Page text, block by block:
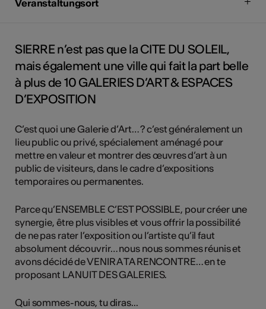
Veranstaltungsort
SIERRE n’est pas que la CITE DU SOLEIL,
mais également une ville qui fait la part belle
à plus de 10 GALERIES D’ART & ESPACES
D’EXPOSITION
C’est quoi une Galerie d’Art… ? c’est généralement un
lieu public ou privé, spécialement aménagé pour
mettre en valeur et montrer des œuvres d’art à un
public de visiteurs, dans le cadre d’expositions
temporaires ou permanentes.
Parce qu’ENSEMBLE C’EST POSSIBLE, pour créer une
synergie, être plus visibles et vous offrir la possibilité
de ne pas rater l’exposition ou l’artiste qu’il faut
absolument découvrir… nous nous sommes réunis et
avons décidé de VENIR A TA RENCONTRE… en te
proposant LA NUIT DES GALERIES.
Qui sommes-nous, tu diras...